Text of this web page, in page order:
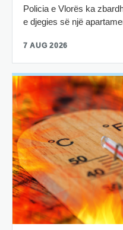
Policia e Vlorës ka
e djegies së një
7 AUG 2026